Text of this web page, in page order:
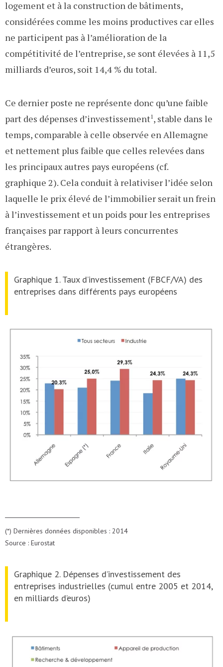
logement et à la construction de bâtiments,
considérées comme les moins productives car elles
ne participent pas à l’amélioration de la
compétitivité de l’entreprise, se sont élevées à 11,5
milliards d’euros, soit 14,4 % du total.
Ce dernier poste ne représente donc qu’une faible
part des dépenses d’investissement1 , stable dans le
temps, comparable à celle observée en Allemagne
et nettement plus faible que celles relevées dans
les principaux autres pays européens (cf.
graphique 2). Cela conduit à relativiser l’idée selon
laquelle le prix élevé de l’immobilier serait un frein
à l’investissement et un poids pour les entreprises
françaises par rapport à leurs concurrentes
étrangères.
Graphique 1. Taux d’investissement (FBCF/VA) des
entreprises dans différents pays européens
(*) Dernières données disponibles : 2014
Source : Eurostat
Graphique 2. Dépenses d’investissement des
entreprises industrielles (cumul entre 2005 et 2014,
en milliards d’euros)